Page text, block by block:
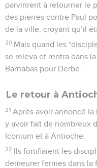
parvinrent à retourner le
des pierres contre Paul
de la ville, croyant qu’il
20 Mais quand les
se releva et rentra dans
Barnabas pour Derbe.
Le retour à
21 Après avoir annoncé
y avoir fait de nombreux
Iconium et à Antioche.
22 Ils fortifiaient les
demeurer fermes dans la